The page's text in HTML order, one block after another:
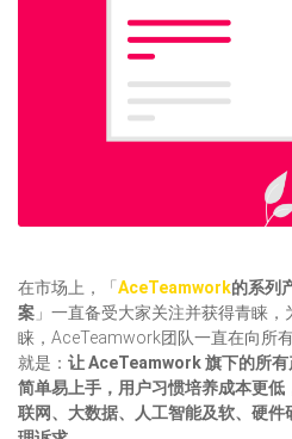
在市场上，「 AceTeamwork的系列
案 」一直备受大家关注并获得青睐
睐，AceTeamwork团队一直在向所
就是： 让 AceTeamwork 旗下的所
简单易上手，用户习惯培养成本更
联网、大数据、人工智能及软、硬